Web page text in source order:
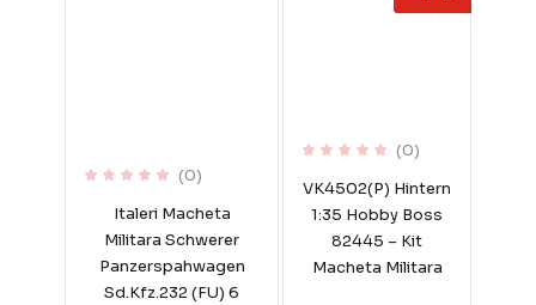
(0)
Italeri Macheta
Militara Schwerer
Panzerspahwagen
Sd.Kfz.232 (FU) 6
(0)
VK4502(P) Hintern
1:35 Hobby Boss
82445 – Kit
Macheta Militara